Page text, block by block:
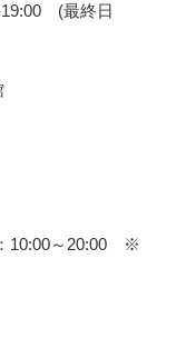
19:00 (最終日
10:00～20:00 ※